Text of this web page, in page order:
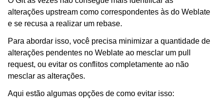
alterações upstream como correspondentes às do Weblate
e se recusa a realizar um rebase.
Para abordar isso, você precisa minimizar a quantidade de
alterações pendentes no Weblate ao mesclar um pull
request, ou evitar os conflitos completamente ao não
mesclar as alterações.
Aqui estão algumas opções de como evitar isso: